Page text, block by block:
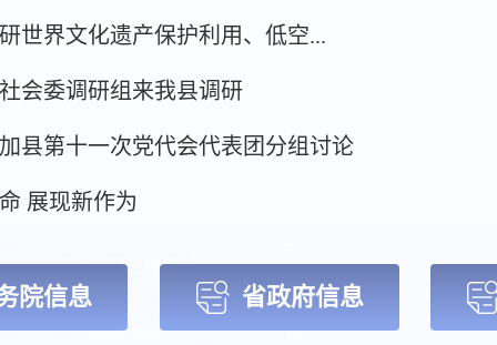
向党”红色驿站投用 暖心港湾温暖新就业群体
世界文化遗产保护利用、低空...
会委调研组来我县调研
县第十一次党代会代表团分组讨论
展现新作为
院信息 省政府信息